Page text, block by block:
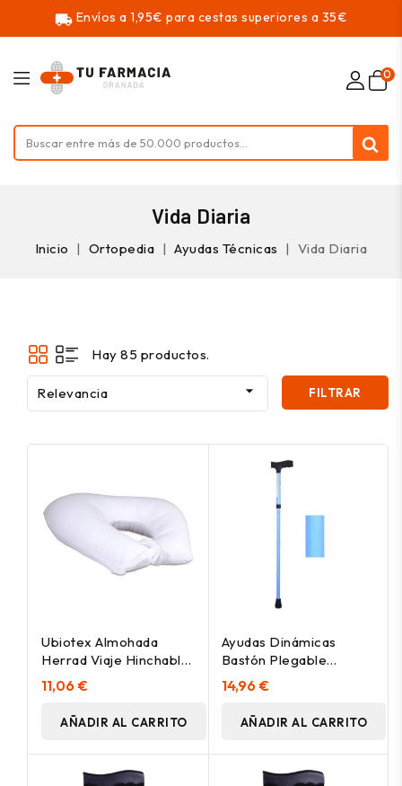
local_shipping Envíos a 1,95€ para cestas superiores a 35€
0
Vida Diaria
Inicio Ortopedia Ayudas Técnicas Vida Diaria
Hay 85 productos.
Relevancia  FILTRAR
Ubiotex Almohada
Herrad Viaje Hinchable
Azul, 1 Unidad
11,06 €
AÑADIR AL CARRITO
Ayudas Dinámicas
Bastón Plegable
Fashion Ad413/C Azul, 1
Unidad
14,96 €
AÑADIR AL CARRITO